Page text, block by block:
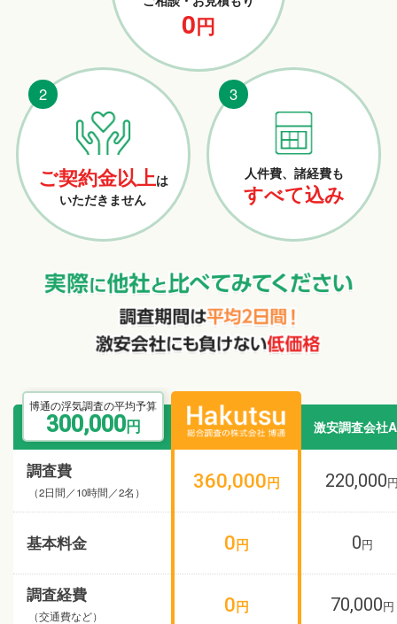
0円
ご契約金以上は
いただきません
人件費、諸経費も
すべて込み
博通の浮気調査の平均予算
300,000円 激安調査会社
調査費
（2日間／10時間／2名） 360,000円 220,000
基本料金 0円 0円
調査経費
（交通費など） 0円 70,000円